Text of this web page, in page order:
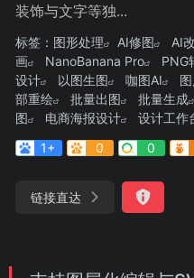
装饰与文字等独...
标签： 图形处理 AI修图 AI
画
NanoBanana Pro PNG
设计
以图生图 咖图AI
部重绘
批量出图 批量生成
图
电商海报设计 设计工作
1+
0 0
链接直达